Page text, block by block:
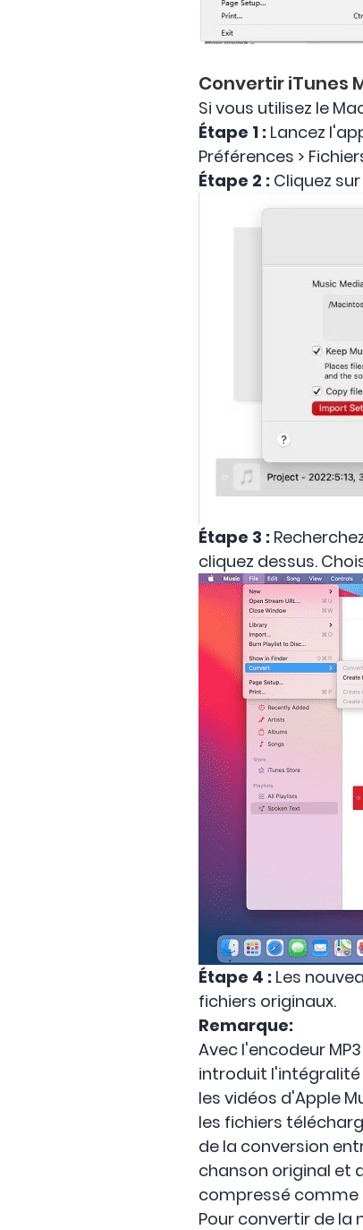
Convertir iTunes
Si vous utilisez le
Étape 1 : Lancez
Préférences >
Étape 2 : Cliquez
Étape 3 :
cliquez dessus.
Étape 4 : Les
fichiers originaux.
Remarque:
Avec l'encodeur
introduit l'intégralité
les vidéos d'Apple
les fichiers
de la conversion
chanson original et
compressé comme
Pour convertir de la